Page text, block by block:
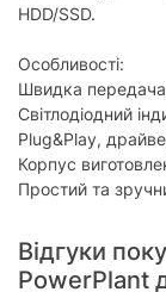
HDD/SSD.
Особливості:
Швидка
Світлодіодний
Plug&Play,
Корпус
Простий та
Відгуки
PowerPlant